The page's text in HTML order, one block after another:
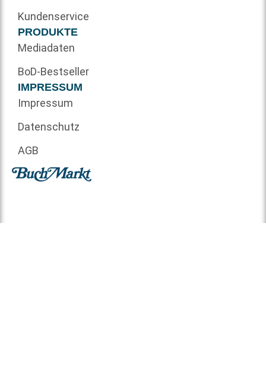
Kundenservice
PRODUKTE
Mediadaten
BoD-Bestseller
IMPRESSUM
Impressum
Datenschutz
AGB